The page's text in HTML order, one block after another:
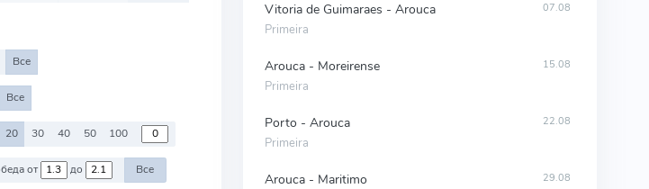
Все
Все
20 30 40 50 100
Победа от до Все
Vitoria de Guimaraes - Arouca
Primeira
07.08
Arouca - Moreirense
Primeira
15.08
Porto - Arouca
Primeira
22.08
Arouca - Maritimo 29.08